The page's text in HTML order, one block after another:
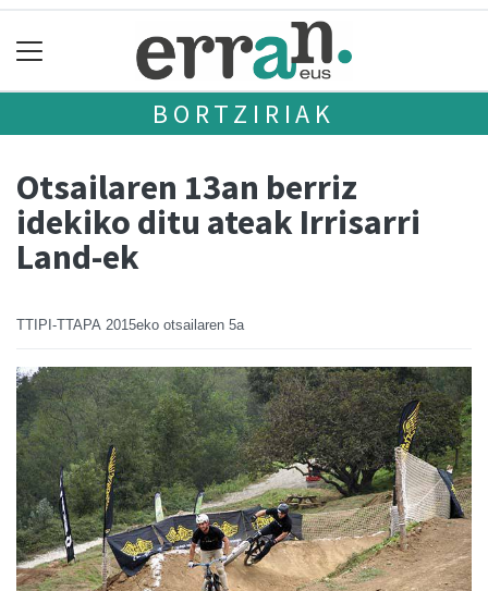
BORTZIRIAK
Otsailaren 13an berriz
idekiko ditu ateak Irrisarri
Land-ek
TTIPI-TTAPA 2015eko otsailaren 5a